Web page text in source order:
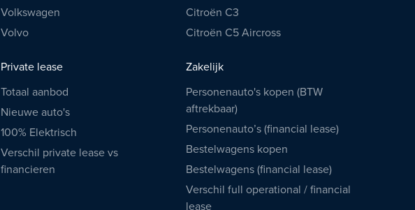
Volkswagen
Volvo
Citroën C3
Citroën C5 Aircross
Private lease
Totaal aanbod
Nieuwe auto's
100% Elektrisch
Verschil private lease vs
financieren
Zakelijk
Personenauto's kopen (BTW
aftrekbaar)
Personenauto’s (financial lease)
Bestelwagens kopen
Bestelwagens (financial lease)
Verschil full operational / financial
lease